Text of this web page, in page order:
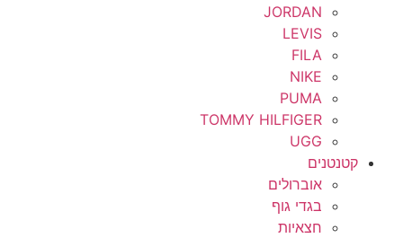
JORDAN
LEVIS
FILA
NIKE
PUMA
TOMMY HILFIGER
UGG
קטנטנים
אוברולים
בגדי גוף
חצאיות